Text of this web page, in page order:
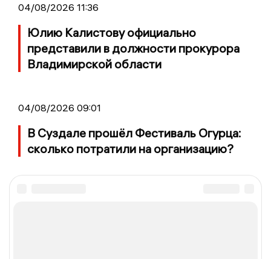
04/08/2026 11:36
Юлию Калистову официально
представили в должности прокурора
Владимирской области
04/08/2026 09:01
В Суздале прошёл Фестиваль Огурца:
сколько потратили на организацию?